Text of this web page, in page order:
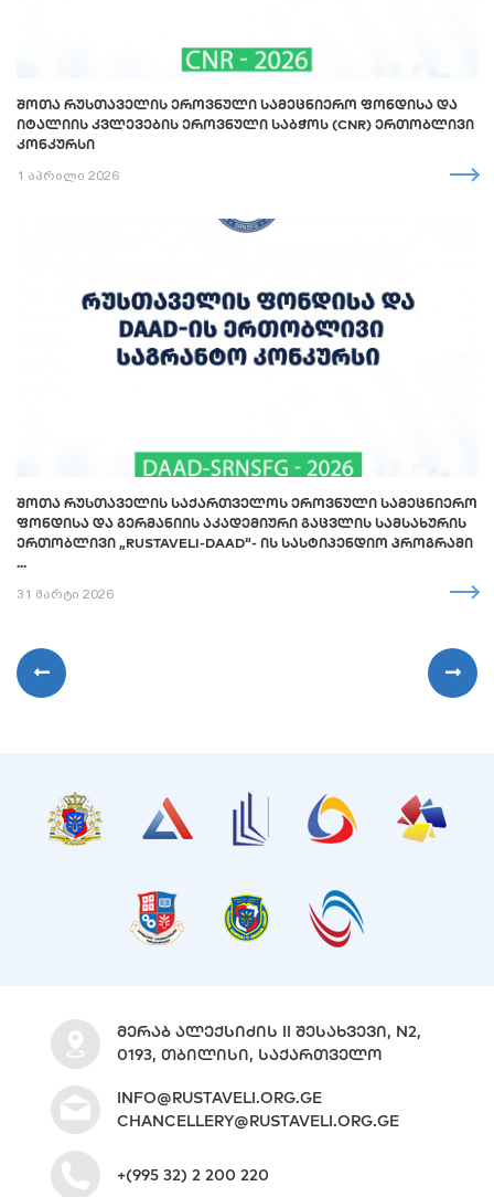
ᲨᲝᲗᲐ ᲠᲣᲡᲗᲐᲕᲔᲚᲘᲡ ᲔᲠᲝᲕᲜᲣᲚᲘ ᲡᲐᲛᲔᲪᲜᲘᲔᲠᲝ ᲤᲝᲜᲓᲘᲡᲐ ᲓᲐ
ᲘᲢᲐᲚᲘᲘᲡ ᲙᲕᲚᲔᲕᲔᲑᲘᲡ ᲔᲠᲝᲕᲜᲣᲚᲘ ᲡᲐᲑᲭᲝᲡ (CNR) ᲔᲠᲗᲝᲑᲚᲘᲕᲘ
ᲙᲝᲜᲙᲣᲠᲡᲘ
1 აპრილი 2026
ᲨᲝᲗᲐ ᲠᲣᲡᲗᲐᲕᲔᲚᲘᲡ ᲡᲐᲥᲐᲠᲗᲕᲔᲚᲝᲡ ᲔᲠᲝᲕᲜᲣᲚᲘ ᲡᲐᲛᲔᲪᲜᲘᲔᲠᲝ
ᲤᲝᲜᲓᲘᲡᲐ ᲓᲐ ᲒᲔᲠᲛᲐᲜᲘᲘᲡ ᲐᲙᲐᲓᲔᲛᲘᲣᲠᲘ ᲒᲐᲪᲕᲚᲘᲡ ᲡᲐᲛᲡᲐᲮᲣᲠᲘᲡ
ᲔᲠᲗᲝᲑᲚᲘᲕᲘ „RUSTAVELI-DAAD“- ᲘᲡ ᲡᲐᲡᲢᲘᲞᲔᲜᲓᲘᲝ ᲞᲠᲝᲒᲠᲐᲛᲘ
...
31 მარტი 2026
ᲛᲔᲠᲐᲑ ᲐᲚᲔᲥᲡᲘᲫᲘᲡ II ᲨᲔᲡᲐᲮᲕᲔᲕᲘ, N2,
0193, ᲗᲑᲘᲚᲘᲡᲘ, ᲡᲐᲥᲐᲠᲗᲕᲔᲚᲝ
INFO@RUSTAVELI.ORG.GE
CHANCELLERY@RUSTAVELI.ORG.GE
+(995 32) 2 200 220